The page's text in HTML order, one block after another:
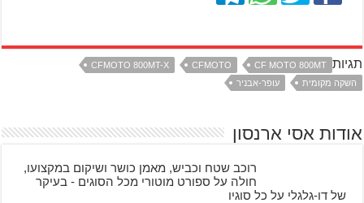
תגיות CF MOTO 800MT
CFMOTO
CFMOTO 800MT-X
השקה מקומית
עופר-אבניר
אודות אסי ארנסון
רוכב שטח וכביש, מאמן כושר ושיקום במקצועו,
חולה על ספורט מוטורי מכל הסוגים - בעיקר
של דו-גלגלי על כל סוגיו